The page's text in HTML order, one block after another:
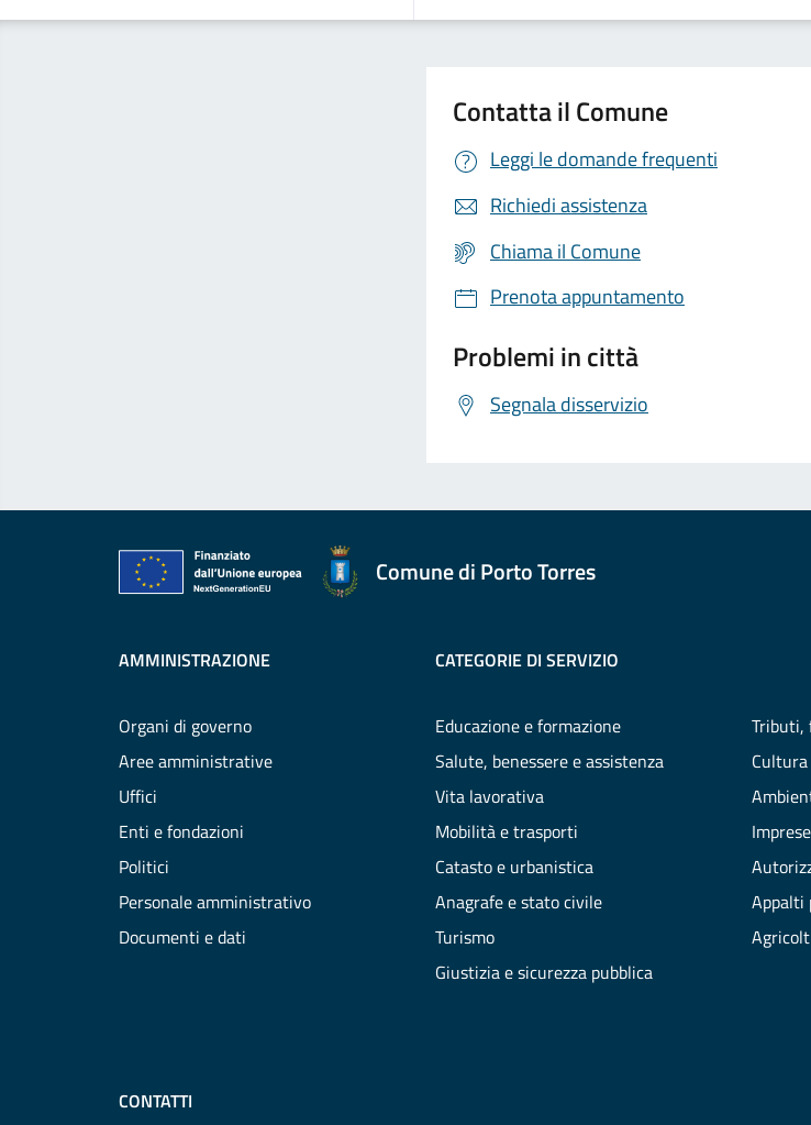
Contatta il Comune
Leggi le domande frequenti
Richiedi assistenza
Chiama il Comune
Prenota appuntamento
Problemi in città
Segnala disservizio
Comune di Porto Torres
AMMINISTRAZIONE
Organi di governo
Aree amministrative
Uffici
Enti e fondazioni
Politici
Personale amministrativo
Documenti e dati
CATEGORIE DI SERVIZIO
Educazione e formazione
Salute, benessere e assistenza
Vita lavorativa
Mobilità e trasporti
Catasto e urbanistica
Anagrafe e stato civile
Turismo
Giustizia e sicurezza pubblica
Tributi,
Appalti
CONTATTI